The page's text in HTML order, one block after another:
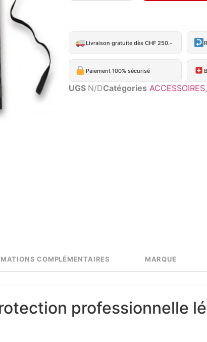
Livraison gratuite dès CHF 250.-
Paiement 100% sécurisé
UGS N/DCatégories ACCESSOIRES,
COMPLÉMENTAIRES MARQUE
professionnelle